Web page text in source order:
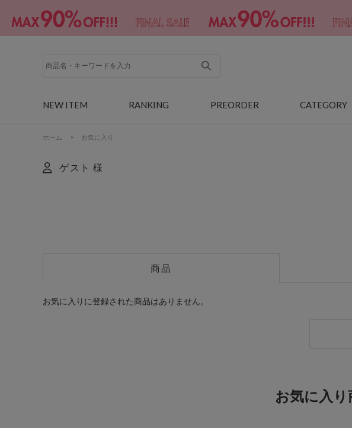
NEW ITEM RANKING PREORDER CATEGORY
ホーム > お気に入り
ゲスト 様
商品
お気に入りに登録された商品はありません。
お気に入